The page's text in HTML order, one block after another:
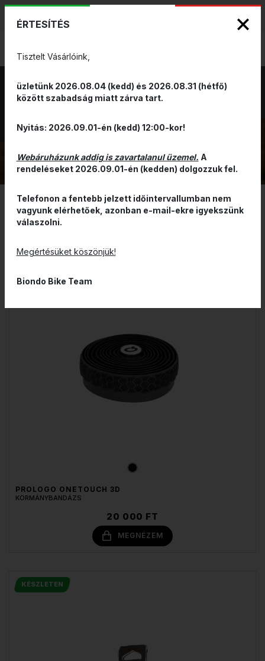
HUN
KORMÁNYBANDÁZS
SZŰRÉS
RENDELHETŐ
PROLOGO ONETOUCH 3D
KORMÁNYBANDÁZS
20 000 FT
MEGNÉZEM
KÉSZLETEN
ÉRTESÍTÉS
Tisztelt Vásárlóink,
üzletünk 2026.08.04 (kedd) és 2026.08.31 (hétfő)
között szabadság miatt zárva tart.
Nyitás: 2026.09.01-én (kedd) 12:00-kor!
Webáruházunk addig is zavartalanul üzemel. A
rendeléseket 2026.09.01-én (kedden) dolgozzuk fel.
Telefonon a fentebb jelzett időintervallumban nem
vagyunk elérhetőek, azonban e-mail-ekre igyekszünk
válaszolni.
Megértésüket köszönjük!
Biondo Bike Team